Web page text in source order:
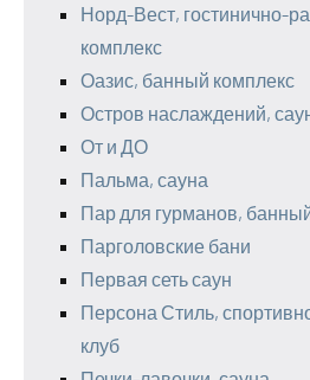
Норд-Вест, гостинично-
комплекс
Оазис, банный комплекс
Остров наслаждений,
От и ДО
Пальма, сауна
Пар для гурманов,
Парголовские бани
Первая сеть саун
Персона Стиль,
клуб